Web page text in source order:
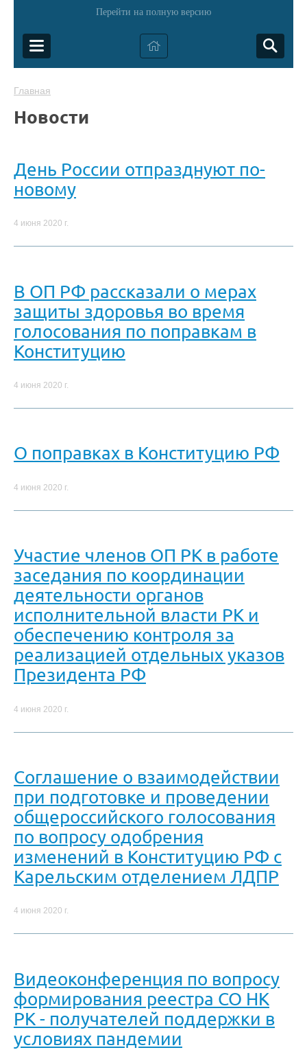
Перейти на полную версию
Главная
Новости
День России отпразднуют по-
новому
4 июня 2020 г.
В ОП РФ рассказали о мерах
защиты здоровья во время
голосования по поправкам в
Конституцию
4 июня 2020 г.
О поправках в Конституцию РФ
4 июня 2020 г.
Участие членов ОП РК в работе
заседания по координации
деятельности органов
исполнительной власти РК и
обеспечению контроля за
реализацией отдельных указов
Президента РФ
4 июня 2020 г.
Соглашение о взаимодействии
при подготовке и проведении
общероссийского голосования
по вопросу одобрения
изменений в Конституцию РФ с
Карельским отделением ЛДПР
4 июня 2020 г.
Видеоконференция по вопросу
формирования реестра СО НК
РК - получателей поддержки в
условиях пандемии